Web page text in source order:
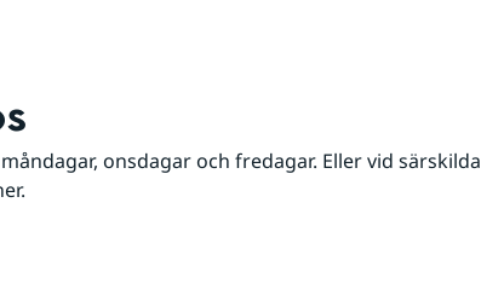
onsdagar och fredagar. Eller vid särskilda